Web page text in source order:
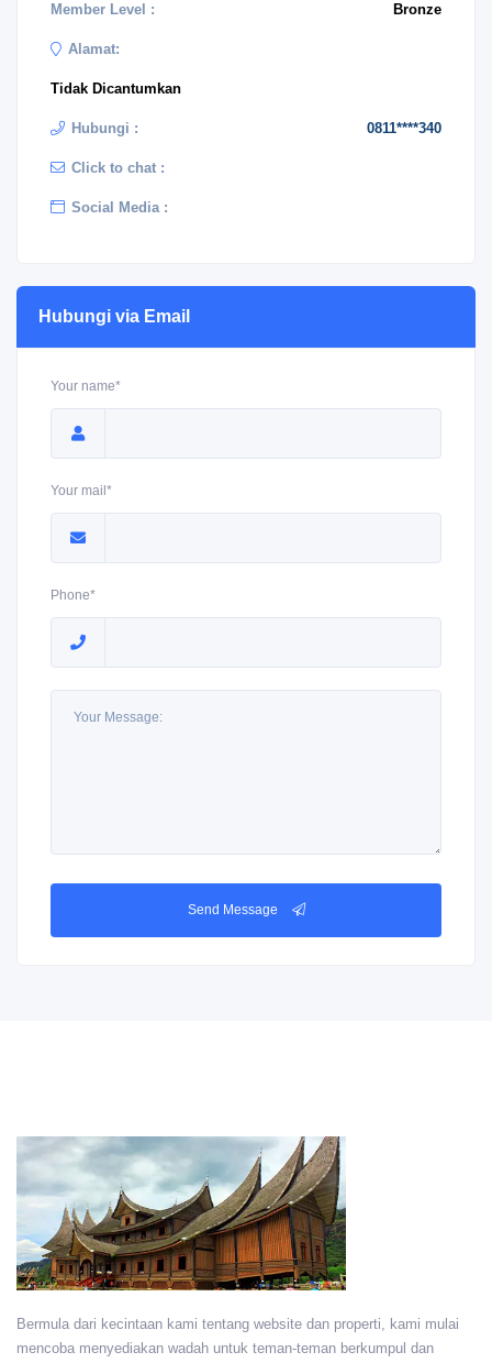
Member Level : Bronze
Alamat:
Tidak Dicantumkan
Hubungi : 0811****340
Click to chat :
Social Media :
Hubungi via Email
Your name*
Your mail*
Phone*
Send Message
Bermula dari kecintaan kami tentang website dan properti, kami mulai
mencoba menyediakan wadah untuk teman-teman berkumpul dan